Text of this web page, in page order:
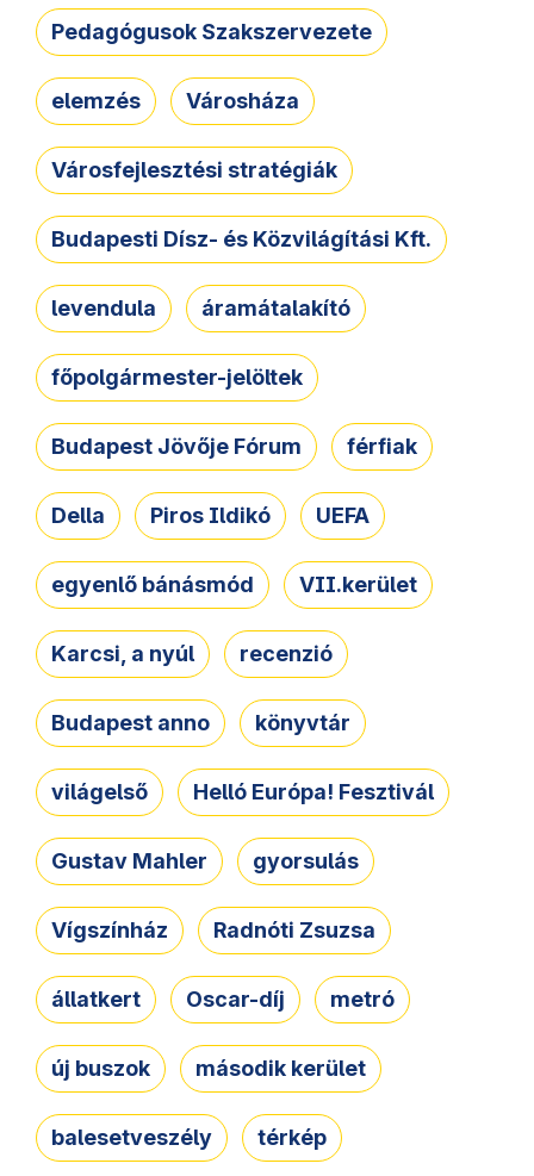
Pedagógusok Szakszervezete
elemzés Városháza
Városfejlesztési stratégiák
Budapesti Dísz- és Közvilágítási Kft.
levendula áramátalakító
főpolgármester-jelöltek
Budapest Jövője Fórum férfiak
Della Piros Ildikó UEFA
egyenlő bánásmód VII.kerület
Karcsi, a nyúl recenzió
Budapest anno könyvtár
világelső Helló Európa! Fesztivál
Gustav Mahler gyorsulás
Vígszínház Radnóti Zsuzsa
állatkert Oscar-díj metró
új buszok második kerület
balesetveszély térkép